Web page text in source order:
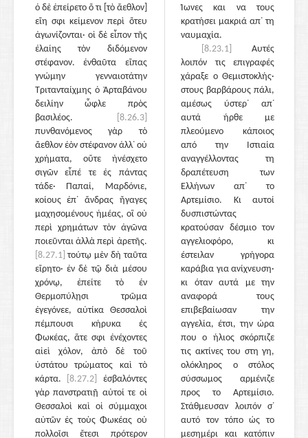
ὁ δὲ ἐπείρετο ὅ τι [τὸ ἄεθλον]
εἴη σφι κείμενον περὶ ὅτευ
ἀγωνίζονται· οἱ δὲ εἶπον τῆς
ἐλαίης τὸν διδόμενον
στέφανον. ἐνθαῦτα εἴπας
γνώμην γενναιοτάτην
Τριτανταίχμης ὁ Ἀρταβάνου
δειλίην ὦφλε πρὸς
βασιλέος.
[8.26.3]
πυνθανόμενος γὰρ τὸ
ἄεθλον ἐὸν στέφανον ἀλλ᾽ οὐ
χρήματα, οὔτε ἠνέσχετο
σιγῶν εἶπέ τε ἐς πάντας
τάδε· Παπαί, Μαρδόνιε,
κοίους ἐπ᾽ ἄνδρας ἤγαγες
μαχησομένους ἡμέας, οἳ οὐ
περὶ χρημάτων τὸν ἀγῶνα
ποιεῦνται ἀλλὰ περὶ ἀρετῆς.
[8.27.1] τούτῳ μὲν δὴ ταῦτα
εἴρητο· ἐν δὲ τῷ διὰ μέσου
χρόνῳ, ἐπείτε τὸ ἐν
Θερμοπύλῃσι τρῶμα
ἐγεγόνεε, αὐτίκα Θεσσαλοὶ
πέμπουσι κήρυκα ἐς
Φωκέας, ἅτε σφι ἐνέχοντες
αἰεὶ χόλον, ἀπὸ δὲ τοῦ
ὑστάτου τρώματος καὶ τὸ
κάρτα.
[8.27.2]
ἐσβαλόντες
γὰρ πανστρατιῇ αὐτοί τε οἱ
Θεσσαλοὶ καὶ οἱ σύμμαχοι
αὐτῶν ἐς τοὺς Φωκέας οὐ
πολλοῖσι ἔτεσι πρότερον
Ίωνες και να τους
κρατήσει μακριά απ᾽ τη
ναυμαχία.
[8.23.1]
Αυτές
λοιπόν τις επιγραφές
χάραξε ο Θεμιστοκλής·
στους βαρβάρους πάλι,
αμέσως ύστερ᾽ απ᾽
αυτά ήρθε με
πλεούμενο κάποιος
από την Ιστιαία
αναγγέλλοντας τη
δραπέτευση των
Ελλήνων απ᾽ το
Αρτεμίσιο. Κι αυτοί
δυσπιστώντας
κρατούσαν δέσμιο τον
αγγελιοφόρο, κι
έστειλαν γρήγορα
καράβια για ανίχνευση·
κι όταν αυτά με την
αναφορά τους
επιβεβαίωσαν την
αγγελία, έτσι, την ώρα
που ο ήλιος σκόρπιζε
τις ακτίνες του στη γη,
ολόκληρος ο στόλος
σύσσωμος αρμένιζε
προς το Αρτεμίσιο.
Στάθμευσαν λοιπόν σ᾽
αυτό τον τόπο ώς το
μεσημέρι και κατόπιν